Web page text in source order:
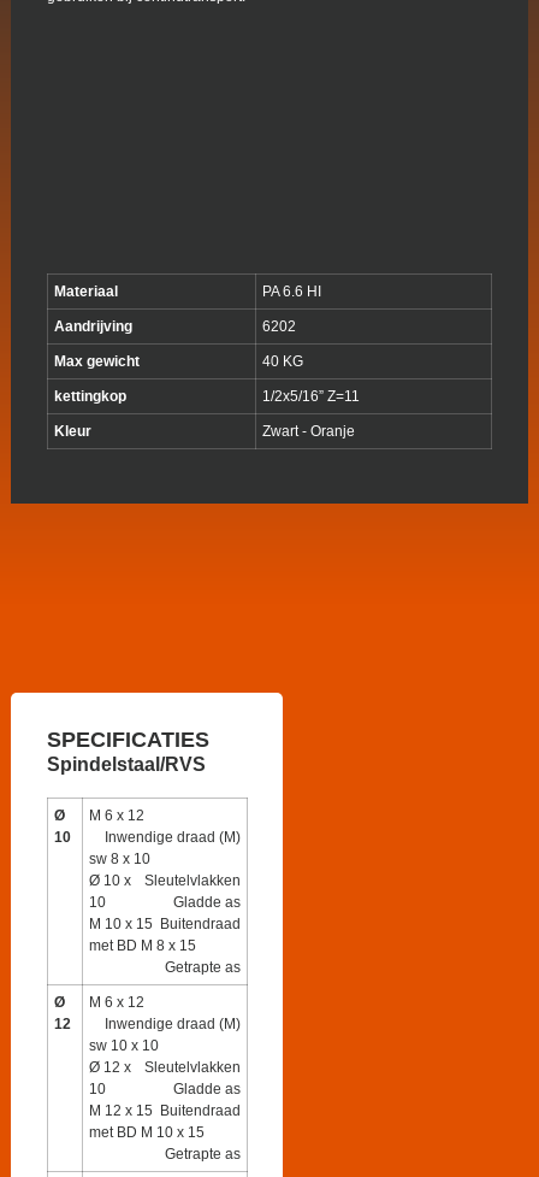
Materiaal PA 6.6 HI
Aandrijving 6202
Max gewicht 40 KG
kettingkop 1/2x5/16” Z=11
Kleur Zwart - Oranje
SPECIFICATIES
Spindelstaal/RVS
Ø
10
M 6 x 12
Inwendige draad (M)
sw 8 x 10
Sleutelvlakken
Ø 10 x
10
Gladde as
M 10 x 15 Buitendraad
met BD M 8 x 15
Getrapte as
Ø
12
M 6 x 12
Inwendige draad (M)
sw 10 x 10
Sleutelvlakken
Ø 12 x
10
Gladde as
M 12 x 15 Buitendraad
met BD M 10 x 15
Getrapte as